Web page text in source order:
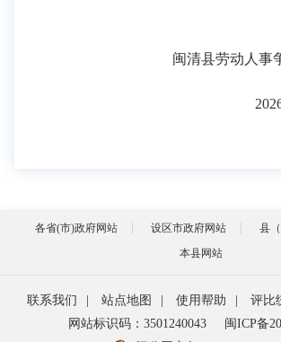
闽清县劳动人事
2026
各省(市)政府网站 设区市政府网站
县
本县网站
联系我们 站点地图 使用帮助 评比
网站标识码：3501240043
闽ICP备